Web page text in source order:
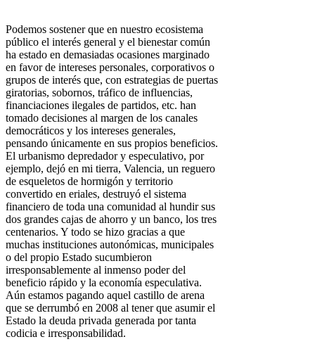
Podemos sostener que en nuestro ecosistema
público el interés general y el bienestar común
ha estado en demasiadas ocasiones marginado
en favor de intereses personales, corporativos o
grupos de interés que, con estrategias de puertas
giratorias, sobornos, tráfico de influencias,
financiaciones ilegales de partidos, etc. han
tomado decisiones al margen de los canales
democráticos y los intereses generales,
pensando únicamente en sus propios beneficios.
El urbanismo depredador y especulativo, por
ejemplo, dejó en mi tierra, Valencia, un reguero
de esqueletos de hormigón y territorio
convertido en eriales, destruyó el sistema
financiero de toda una comunidad al hundir sus
dos grandes cajas de ahorro y un banco, los tres
centenarios. Y todo se hizo gracias a que
muchas instituciones autonómicas, municipales
o del propio Estado sucumbieron
irresponsablemente al inmenso poder del
beneficio rápido y la economía especulativa.
Aún estamos pagando aquel castillo de arena
que se derrumbó en 2008 al tener que asumir el
Estado la deuda privada generada por tanta
codicia e irresponsabilidad.